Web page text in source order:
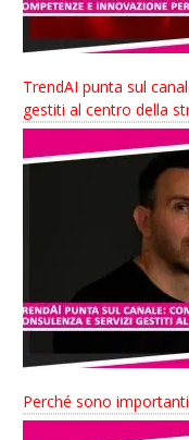
TrendAI punta sul
gestiti al centro della
Perché sono